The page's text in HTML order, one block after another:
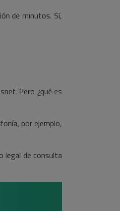
de minutos. Sí,
Pero ¿qué es
por ejemplo,
legal de consulta